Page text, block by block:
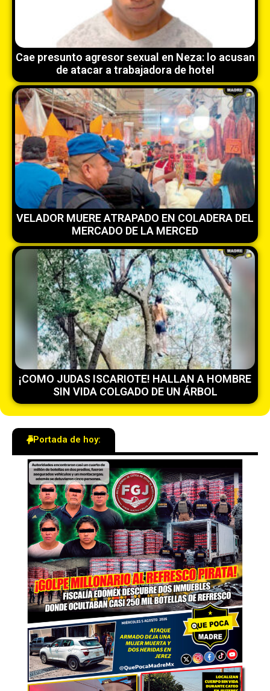
Cae presunto agresor sexual en Neza: lo acusan
de atacar a trabajadora de hotel
VELADOR MUERE ATRAPADO EN COLADERA DEL
MERCADO DE LA MERCED
¡COMO JUDAS ISCARIOTE! HALLAN A HOMBRE
SIN VIDA COLGADO DE UN ÁRBOL
Portada de hoy: